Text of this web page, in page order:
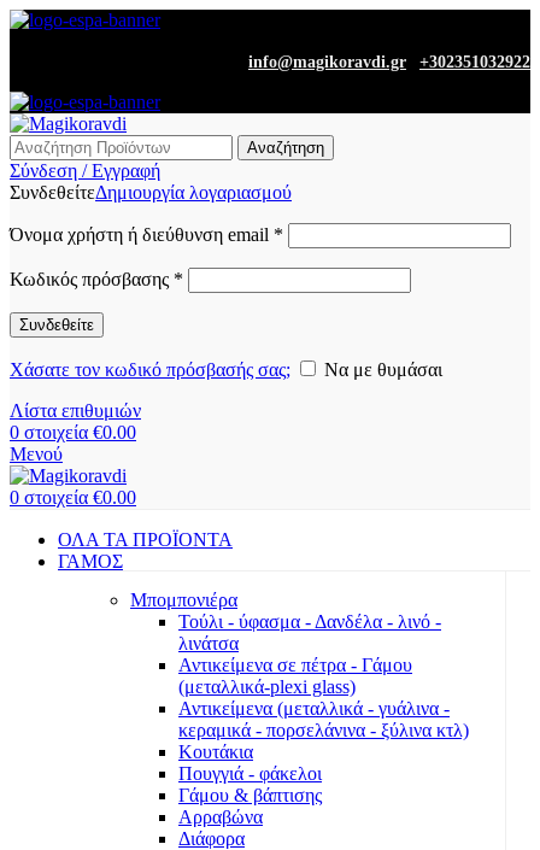
info@magikoravdi.gr +302351032922
Αναζήτηση
Σύνδεση / Εγγραφή
ΣυνδεθείτεΔημιουργία λογαριασμού
Όνομα χρήστη ή διεύθυνση email *
Κωδικός πρόσβασης *
Συνδεθείτε
Χάσατε τον κωδικό πρόσβασής σας;
Να με θυμάσαι
Λίστα επιθυμιών
0 στοιχεία €0.00
Μενού
0 στοιχεία €0.00
ΟΛΑ ΤΑ ΠΡΟΪΟΝΤΑ
ΓΑΜΟΣ
Μπομπονιέρα
Τούλι - ύφασμα - Δανδέλα - λινό -
λινάτσα
Αντικείμενα σε πέτρα - Γάμου
(μεταλλικά-plexi glass)
Αντικείμενα (μεταλλικά - γυάλινα -
κεραμικά - πορσελάνινα - ξύλινα κτλ)
Κουτάκια
Πουγγιά - φάκελοι
Γάμου & βάπτισης
Αρραβώνα
Διάφορα